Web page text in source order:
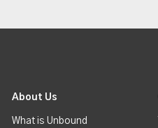
About Us
What is Unbound